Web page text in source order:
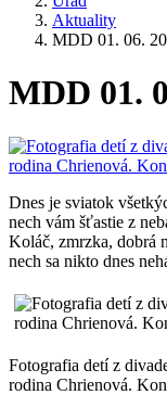
Aktuality
MDD 01. 06.
MDD 01.
Dnes je sviatok
nech vám šťastie z
Koláč, zmrzka, dobrá
nech sa nikto dnes
Fotografia detí z
rodina Chrienová.